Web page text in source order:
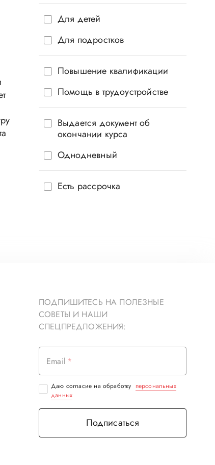
Для детей
Для подростков
Повышение квалификации
Помощь в трудоустройстве
Выдается документ об
окончании курса
Однодневный
Есть рассрочка
ПОДПИШИТЕСЬ НА ПОЛЕЗНЫЕ
СОВЕТЫ И НАШИ
СПЕЦПРЕДЛОЖЕНИЯ:
Email
Даю согласие на обработку персональных
данных
Подписаться